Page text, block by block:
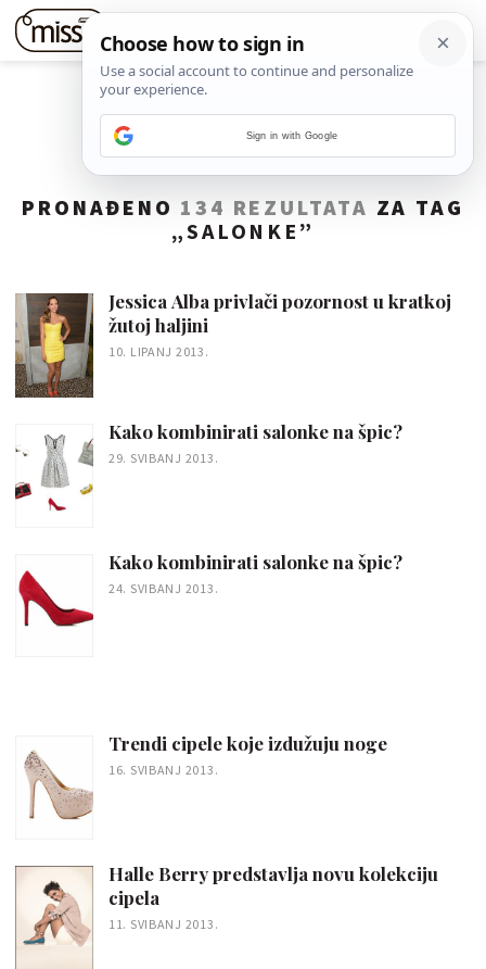
PRONAĐENO 134 REZULTATA ZA TAG
„SALONKE ”
Jessica Alba privlači pozornost u kratkoj
žutoj haljini
10. LIPANJ 2013.
Kako kombinirati salonke na špic?
29. SVIBANJ 2013.
Kako kombinirati salonke na špic?
24. SVIBANJ 2013.
Trendi cipele koje izdužuju noge
16. SVIBANJ 2013.
Halle Berry predstavlja novu kolekciju
cipela
11. SVIBANJ 2013.
Sign in with Google